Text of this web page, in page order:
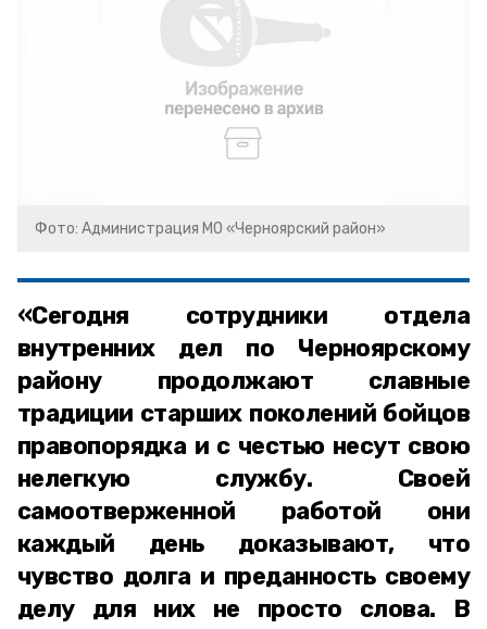
Фото: Администрация МО «Черноярский район»
«Сегодня сотрудники отдела
внутренних дел по Черноярскому
району продолжают славные
традиции старших поколений бойцов
правопорядка и с честью несут свою
нелегкую службу. Своей
самоотверженной работой они
каждый день доказывают, что
чувство долга и преданность своему
делу для них не просто слова. В